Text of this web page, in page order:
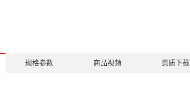
规格参数 商品视频 资质下载